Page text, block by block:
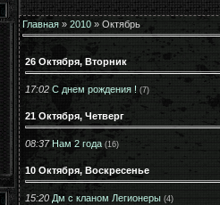
Главная » 2010 » Октябрь
26 Октября, Вторник
17:02 С днем рождения ! (7)
21 Октября, Четверг
08:37 Нам 2 года (16)
10 Октября, Воскресенье
15:20 Дм с кланом Легионеры (4)